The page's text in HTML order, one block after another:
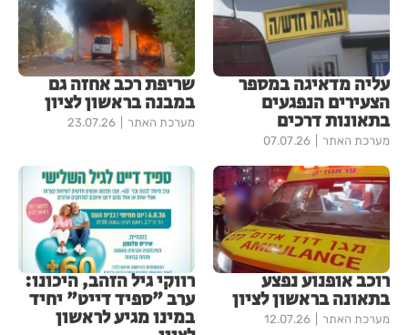
עליה מדאיגה במספר
הצעירים הנפגעים
בתאונות דרכים
מערכת האתר 07.07.26
שריפת רכב אחזה גם
במבנה בראשון לציון
מערכת האתר 23.07.26
רוכב אופנוע נפצע
בתאונה בראשון לציון
מערכת האתר 12.07.26
רווקי גיל הזהב, היכונו:
ערב "ספיד דייט" יחיד
במינו מגיע לראשון